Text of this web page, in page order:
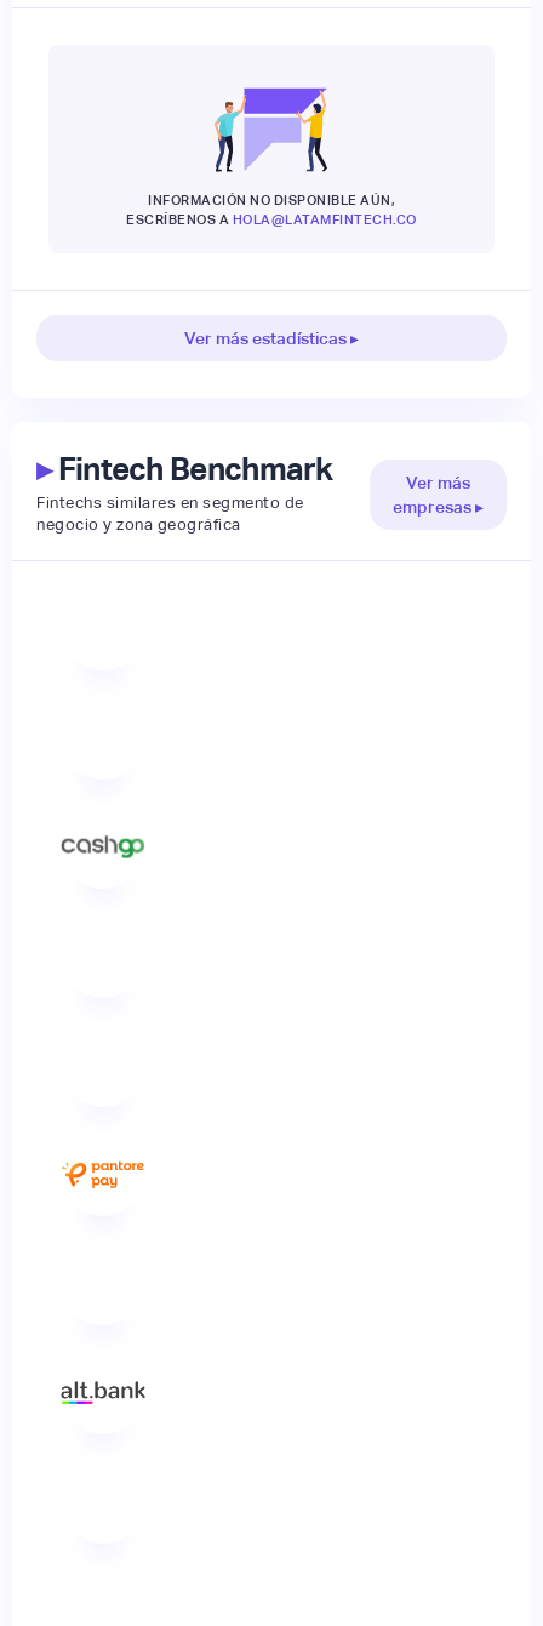
INFORMACIÓN NO DISPONIBLE AÚN,
ESCRÍBENOS A HOLA@LATAMFINTECH.CO
Ver más estadísticas ▸
▸Fintech Benchmark
Fintechs similares en segmento de
negocio y zona geográfica
Ver más
empresas ▸